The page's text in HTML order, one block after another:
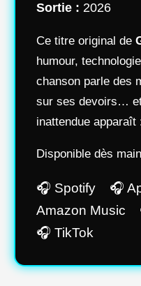
Sortie : 2026
Ce titre original de
humour,
chanson parle des
sur ses devoirs…
inattendue apparaît
Disponible dès
🎧 Spotify 🎧
Amazon Music
🎧 TikTok